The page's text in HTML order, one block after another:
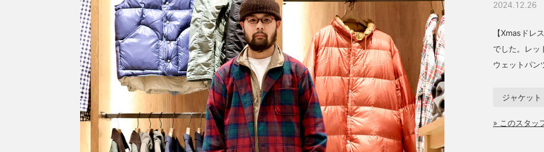
2024.12.26
【Xmasドレ
でした。レッ
ウェットパン
ジャケット
» このスタッ